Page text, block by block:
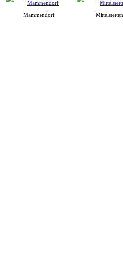
Mammendorf Mittelstetten